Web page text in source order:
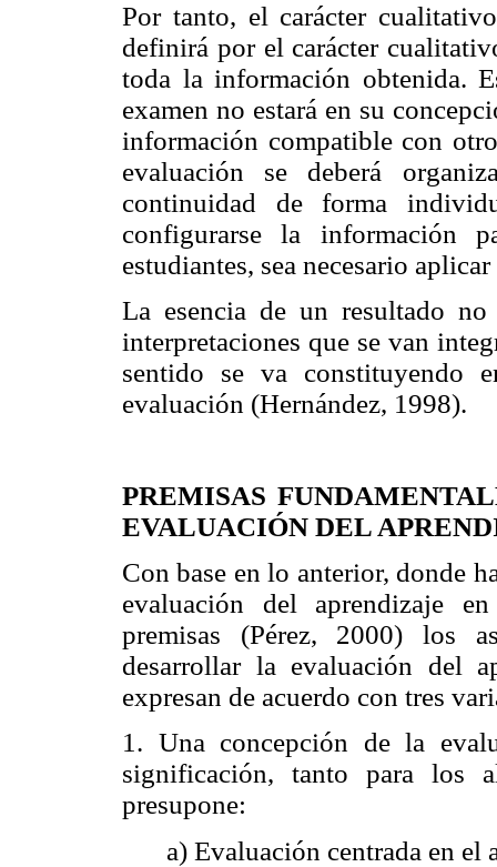
Por tanto, el carácter
definirá por el carácter
toda la información obtenida.
examen no estará en su
información compatible con
evaluación se deberá
continuidad de forma
configurarse la información
estudiantes, sea necesario
La esencia de un resultado
interpretaciones que se van
sentido se va constituyendo
evaluación (Hernández, 1998).
PREMISAS
EVALUACIÓN DEL
Con base en lo anterior, donde
evaluación del aprendizaje
premisas (Pérez, 2000) los
desarrollar la evaluación del
expresan de acuerdo con tres
1. Una concepción de la
significación, tanto para los
presupone:
a) Evaluación centrada en